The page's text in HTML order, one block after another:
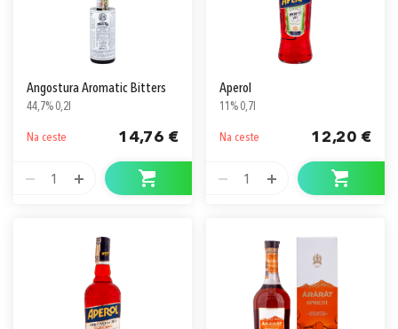
Angostura Aromatic Bitters
44,7% 0,2l
Na ceste 14,76 €
1
Aperol
11% 0,7l
Na ceste 12,20 €
1